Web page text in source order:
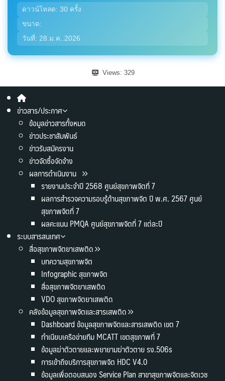
ดาวน์โหลด: 30 ครั้ง
ขนาด:
วันที่: 28.ม.ค..2026
Views: 329
ข่าวสาร/ประกาศ
ข้อมูลข่าวสารทั้งหมด
ข่าวประชาสัมพันธ์
ข่าวรับสมัครงาน
ข่าวจัดซื้อจัดจ้าง
ผลการดำเนินงาน
รายงานประจำปี 2568 ศูนย์สุขภาพจิตที่ 7
ผลการสำรวจความรอบรู้ด้านสุขภาพจิต ปี พ.ศ. 2567 ศูนย์
สุขภาพจิตที่ 7
ผลคะแนน PMQA ศูนย์สุขภาพจิตที่ 7 แต่ละปี
ระบบสารสนเทศ
สื่อสุขภาพจิตยาเสพติด
บทความสุขภาพจิต
Infographic สุขภาพจิต
สื่อสุขภาพจิตยาเสพติด
VDO สุขภาพจิตยาเสพติด
คลังข้อมูลสุขภาพจิตและสารเสพติด
Dashboard ข้อมูลสุขภาพจิตและสารเสพติด เขต 7
ทำเนียบเครือข่ายทีม MCATT เขตสุขภาพที่ 7
ข้อมูลฆ่าตัวตายและพยายามฆ่าตัวตาย รง.506s
การเข้าถึงบริการสุขภาพจิต HDC V4.0
ข้อมูลเพื่อตอบสนอง Service Plan สาขาสุขภาพจิตและจิตเวช